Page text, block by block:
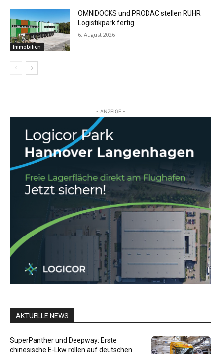
Immobilien
OMNIDOCKS und PRODAC stellen RUHR
Logistikpark fertig
6. August 2026
- ANZEIGE -
AKTUELLE NEWS
SuperPanther und Deepway: Erste
chinesische E-Lkw rollen auf deutschen